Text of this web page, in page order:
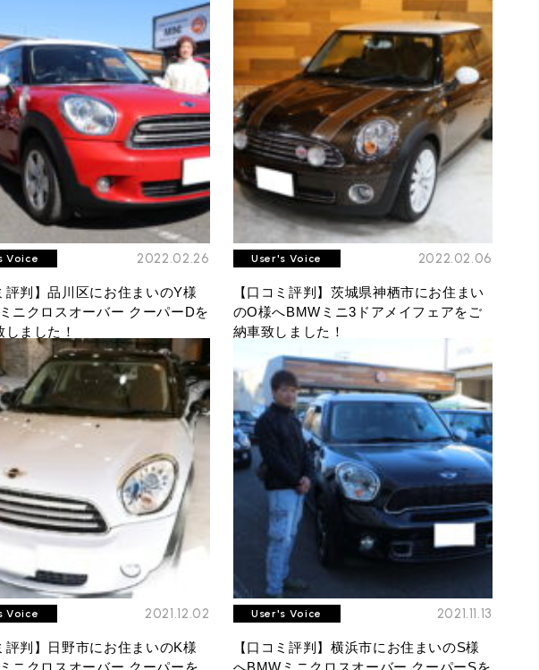
Voice 2022.02.26
評判】品川区にお住まいのY様
ニクロスオーバー クーパーDを
しました！
User's Voice 2022.02.06
【口コミ評判】茨城県神栖市にお住まい
のO様へBMWミニ3ドアメイフェアをご
納車致しました！
Voice 2021.12.02
評判】日野市にお住まいのK様
ニクロスオーバー クーパーを
User's Voice 2021.11.13
【口コミ評判】横浜市にお住まいのS様
へBMWミニクロスオーバー クーパーSを